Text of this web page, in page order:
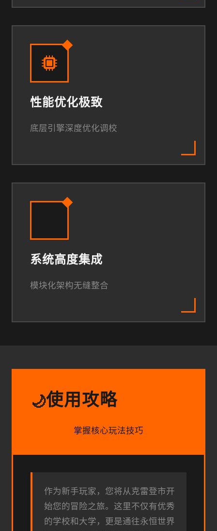
性能优化极致
底层引擎深度优化调校
系统高度集成
模块化架构无缝整合
🌙使用攻略
掌握核心玩法技巧
作为新手玩家，您将从克雷登市开
始您的冒险之旅。这里不仅有优秀
的学校和大学，更是通往永恒世界